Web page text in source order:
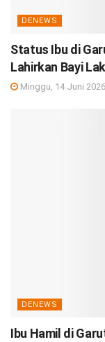
DENEWS
Status Ibu di
Lahirkan Bayi
Minggu, 14 Juni 2026
DENEWS
Ibu Hamil di